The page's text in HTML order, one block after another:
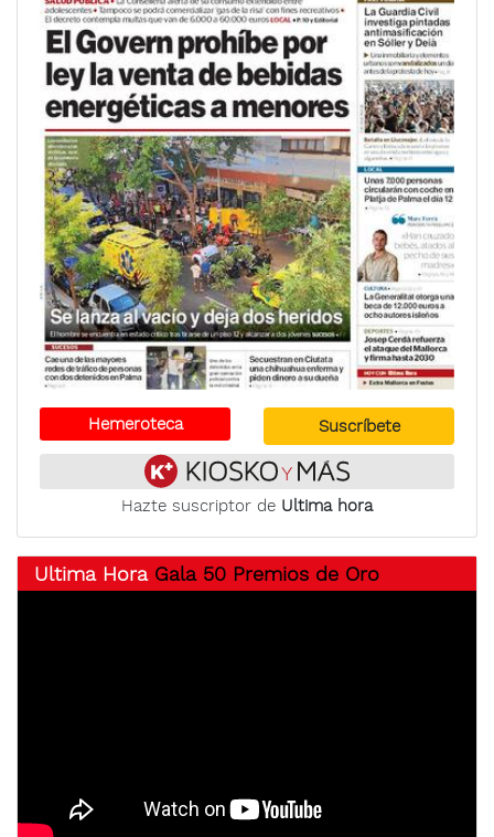
Hemeroteca Suscríbete
Hazte suscriptor de Ultima hora
Ultima Hora Gala 50 Premios de Oro